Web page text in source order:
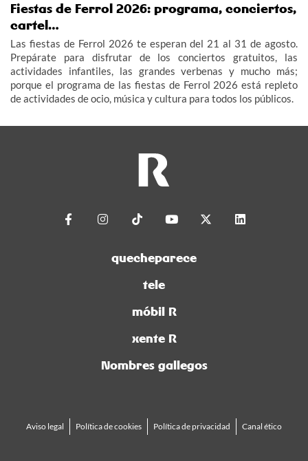
Fiestas de Ferrol 2026: programa, conciertos,
cartel…
Las fiestas de Ferrol 2026 te esperan del 21 al 31 de agosto.
Prepárate para disfrutar de los conciertos gratuitos, las
actividades infantiles, las grandes verbenas y mucho más;
porque el programa de las fiestas de Ferrol 2026 está repleto
de actividades de ocio, música y cultura para todos los públicos.
quecheparece
tele
móbil R
xente R
Nombres gallegos
Aviso legal Política de cookies Política de privacidad Canal ético